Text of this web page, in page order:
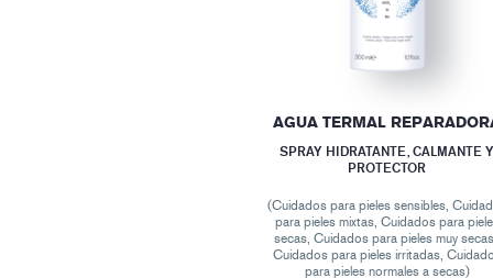
AGUA TERMAL
SPRAY HIDRATANTE, CALMANTE Y
PROTECTOR
(Cuidados para pieles sensibles,
para pieles mixtas, Cuidados para
secas, Cuidados para pieles muy
Cuidados para pieles irritadas,
para pieles normales a secas)